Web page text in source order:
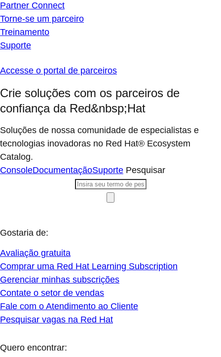
Partner Connect
Torne-se um parceiro
Treinamento
Suporte
Accesse o portal de parceiros
Crie soluções com os parceiros de
confiança da Red&nbsp;Hat
Soluções de nossa comunidade de especialistas e
tecnologias inovadoras no Red Hat® Ecosystem
Catalog.
ConsoleDocumentaçãoSuporte Pesquisar
Gostaria de:
Avaliação gratuita
Comprar uma Red Hat Learning Subscription
Gerenciar minhas subscrições
Contate o setor de vendas
Fale com o Atendimento ao Cliente
Pesquisar vagas na Red Hat
Quero encontrar: